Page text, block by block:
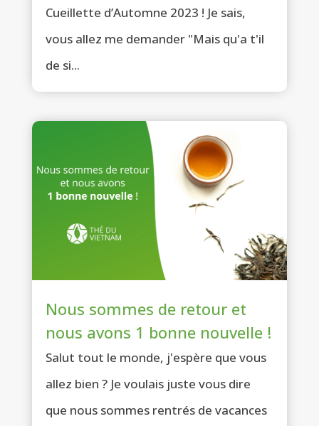
Cueillette d’Automne 2023 ! Je sais,
vous allez me demander "Mais qu'a t'il
de si...
Nous sommes de retour et
nous avons 1 bonne nouvelle !
Salut tout le monde, j'espère que vous
allez bien ? Je voulais juste vous dire
que nous sommes rentrés de vacances